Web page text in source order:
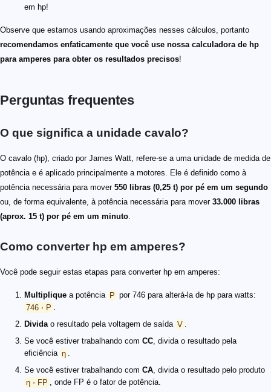
em hp!
Observe que estamos usando aproximações nesses cálculos, portanto
recomendamos enfaticamente que você use nossa calculadora de hp
para amperes para obter os resultados precisos!
Perguntas frequentes
O que significa a unidade cavalo?
O cavalo (hp), criado por James Watt, refere-se a uma unidade de medida de
potência e é aplicado principalmente a motores. Ele é definido como à
potência necessária para mover 550 libras (0,25 t) por pé em um segundo
ou, de forma equivalente, à potência necessária para mover 33.000 libras
(aprox. 15 t) por pé em um minuto.
Como converter hp em amperes?
Você pode seguir estas etapas para converter hp em amperes:
Multiplique a potência P por 746 para alterá-la de hp para watts:
746 ⋅ P .
Dividao resultado pela voltagem de saída V .
Se você estiver trabalhando com CC, divida o resultado pela
eficiência η .
Se você estiver trabalhando com CA, divida o resultado pelo produto
η ⋅ FP , onde FP é o fator de potência.